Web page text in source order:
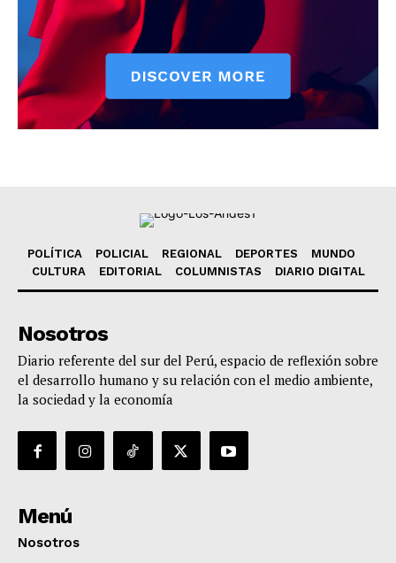
POLÍTICA POLICIAL REGIONAL DEPORTES
MUNDO
CULTURA
EDITORIAL COLUMNISTAS DIARIO DIGITAL
Nosotros
Diario referente del sur del Perú, espacio de reflexión sobre
el desarrollo humano y su relación con el medio ambiente,
la sociedad y la economía
Menú
Nosotros